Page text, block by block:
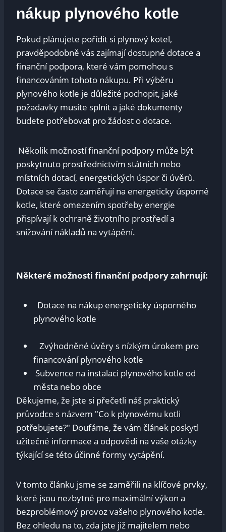
nákup plynového kotle
Pokud ‍plánujete pořídit‌ si plynový kotel,⁤
pravděpodobně ​vás zajímají dostupné dotace​ a
finanční podpora, které⁣ vám pomohou ‍s
⁤financováním tohoto nákupu. Při ⁣výběru
plynového ⁤kotle je důležité pochopit,​ jaké
požadavky ⁢musíte splnit ‍a jaké dokumenty
budete potřebovat pro žádost ‍o dotace.
​ Několik možností finanční podpory může být
poskytnuto prostřednictvím‍ státních⁣ nebo
místních ‍dotací,⁣ energetických úspor či úvěrů.
⁤Dotace se často zaměřují ​na energeticky⁢ úsporné
kotle, které ‍omezením spotřeby ‌energie
⁣přispívají k ochraně⁤ životního⁤ prostředí a
snižování nákladů na ‌vytápění.‍
Některé⁣ možnosti finanční ​podpory zahrnují:
​ ⁢ Dotace na nákup ⁣energeticky ⁤úsporného
plynového kotle
⁤ ‍ ⁢ Zvýhodněné úvěry s nízkým ⁣úrokem pro
financování plynového ‌kotle
​ Subvence na instalaci plynového kotle od
města ‍nebo ⁣obce
Děkujeme, že​ jste si přečetli náš⁣ praktický
průvodce s názvem "Co‌ k plynovému‍ kotli‍
potřebujete?" Doufáme, že ⁣vám článek poskytl
užitečné informace a odpovědi na vaše otázky
týkající se této⁢ účinné formy vytápění.
V ⁤tomto článku jsme se zaměřili ⁢na klíčové prvky,
které jsou⁢ nezbytné pro ​maximální výkon a⁣
bezproblémový provoz vašeho plynového kotle.
Bez ohledu na ⁣to, zda jste již majitelem nebo